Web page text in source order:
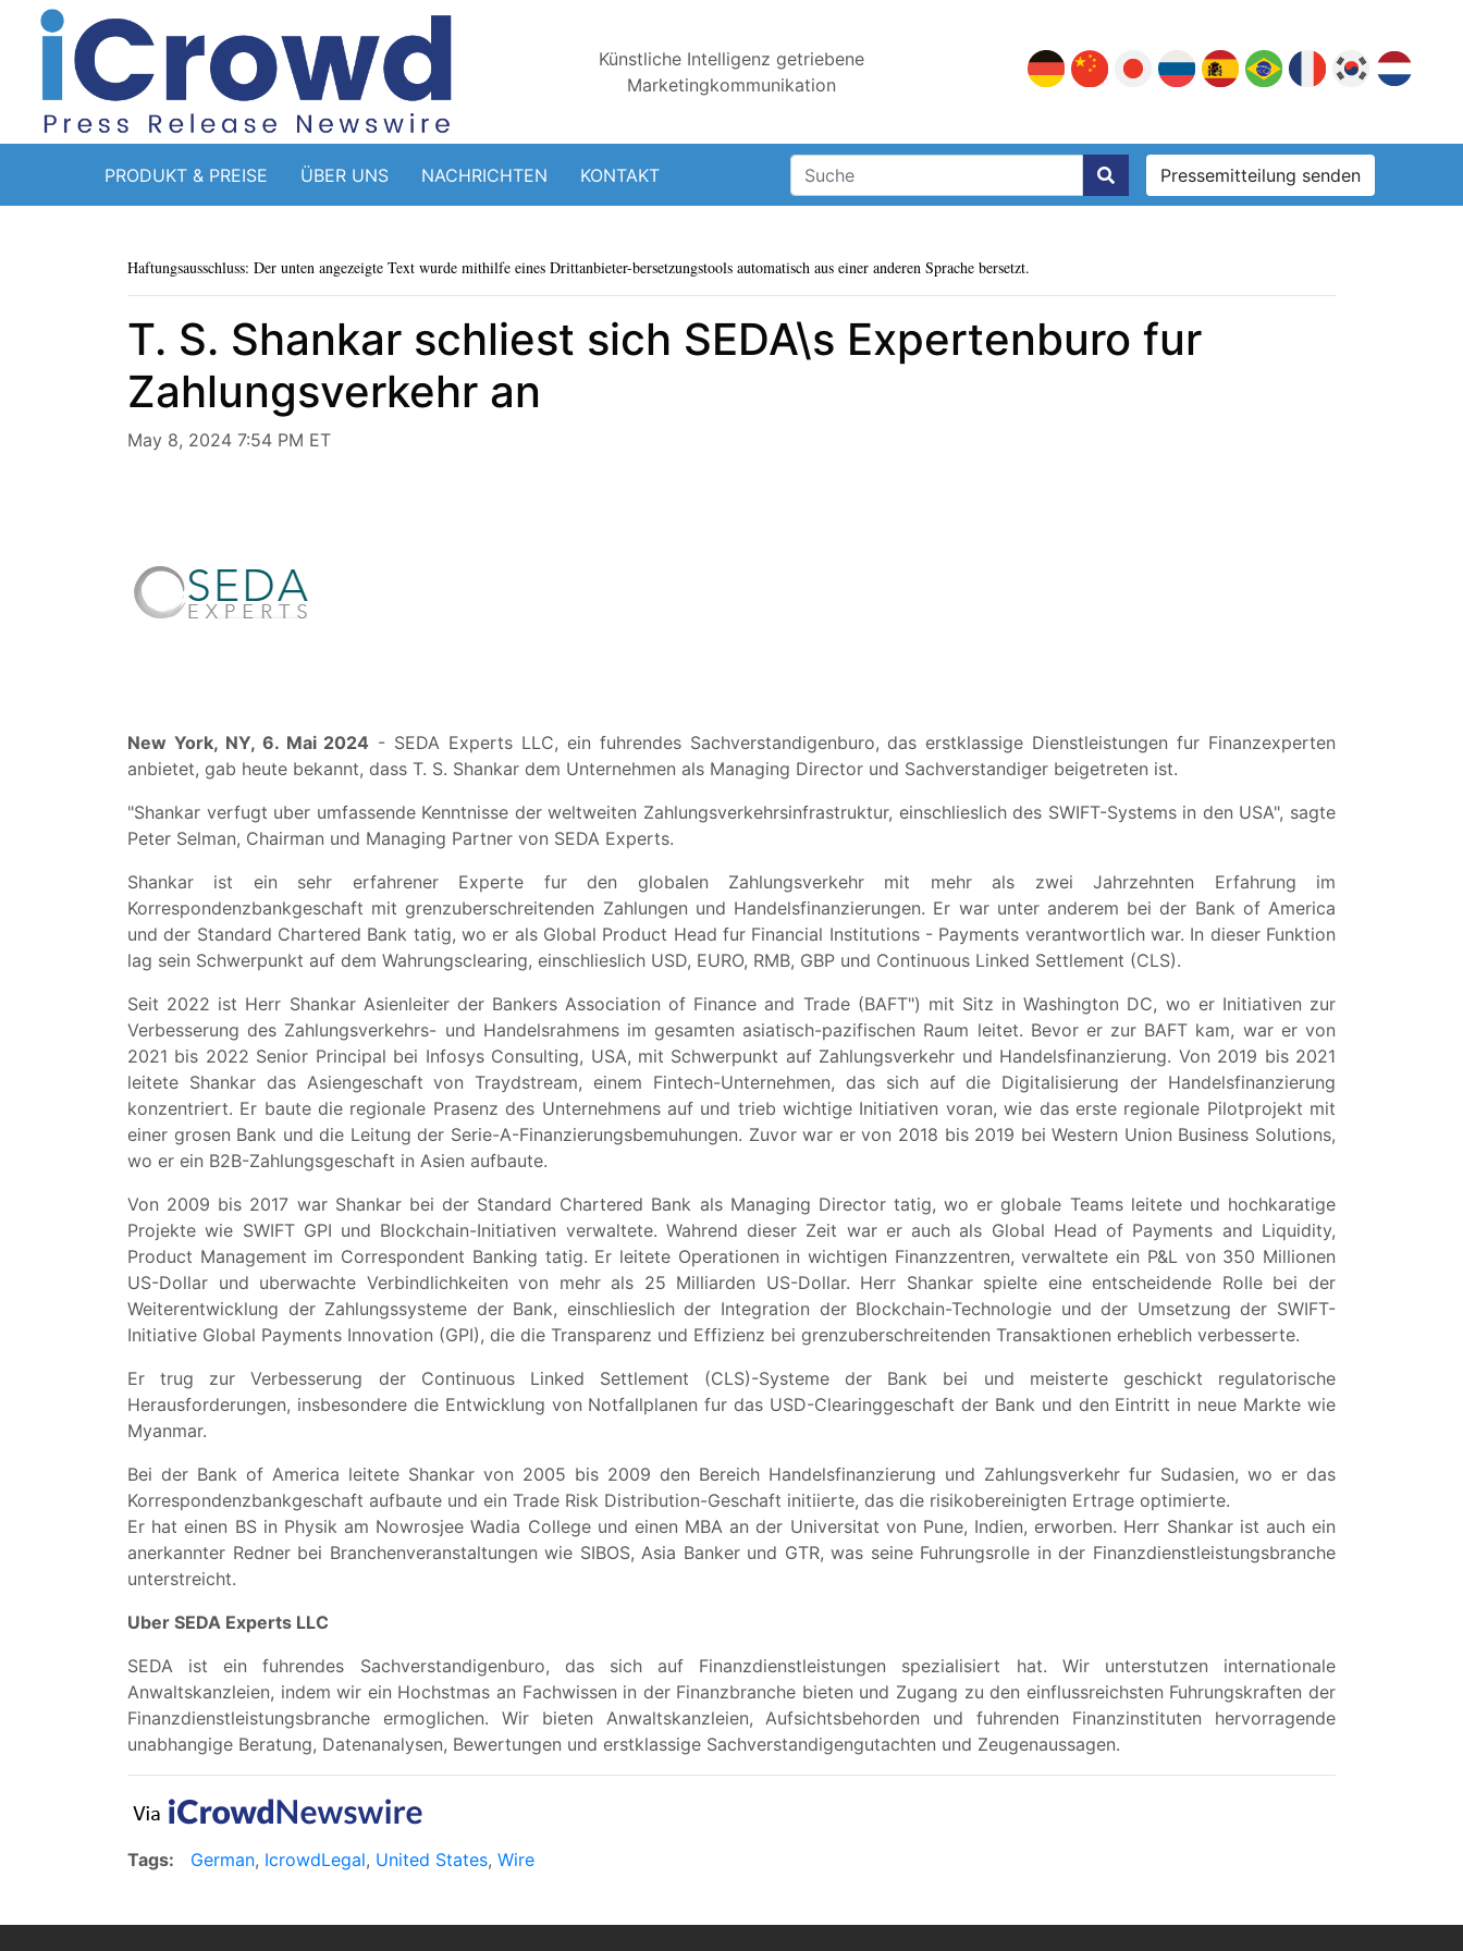
Künstliche Intelligenz getriebene
Marketingkommunikation
PRODUKT & PREISE ÜBER UNS NACHRICHTEN KONTAKT Pressemitteilung senden
Haftungsausschluss: Der unten angezeigte Text wurde mithilfe eines Drittanbieter-bersetzungstools automatisch aus einer anderen Sprache bersetzt.
T. S. Shankar schliest sich SEDA\s Expertenburo fur
Zahlungsverkehr an
May 8, 2024 7:54 PM ET
New York, NY, 6. Mai 2024 - SEDA Experts LLC, ein fuhrendes Sachverstandigenburo, das erstklassige Dienstleistungen fur Finanzexperten
anbietet, gab heute bekannt, dass T. S. Shankar dem Unternehmen als Managing Director und Sachverstandiger beigetreten ist.
"Shankar verfugt uber umfassende Kenntnisse der weltweiten Zahlungsverkehrsinfrastruktur, einschlieslich des SWIFT-Systems in den USA", sagte
Peter Selman, Chairman und Managing Partner von SEDA Experts.
Shankar ist ein sehr erfahrener Experte fur den globalen Zahlungsverkehr mit mehr als zwei Jahrzehnten Erfahrung im
Korrespondenzbankgeschaft mit grenzuberschreitenden Zahlungen und Handelsfinanzierungen. Er war unter anderem bei der Bank of America
und der Standard Chartered Bank tatig, wo er als Global Product Head fur Financial Institutions - Payments verantwortlich war. In dieser Funktion
lag sein Schwerpunkt auf dem Wahrungsclearing, einschlieslich USD, EURO, RMB, GBP und Continuous Linked Settlement (CLS).
Seit 2022 ist Herr Shankar Asienleiter der Bankers Association of Finance and Trade (BAFT") mit Sitz in Washington DC, wo er Initiativen zur
Verbesserung des Zahlungsverkehrs- und Handelsrahmens im gesamten asiatisch-pazifischen Raum leitet. Bevor er zur BAFT kam, war er von
2021 bis 2022 Senior Principal bei Infosys Consulting, USA, mit Schwerpunkt auf Zahlungsverkehr und Handelsfinanzierung. Von 2019 bis 2021
leitete Shankar das Asiengeschaft von Traydstream, einem Fintech-Unternehmen, das sich auf die Digitalisierung der Handelsfinanzierung
konzentriert. Er baute die regionale Prasenz des Unternehmens auf und trieb wichtige Initiativen voran, wie das erste regionale Pilotprojekt mit
einer grosen Bank und die Leitung der Serie-A-Finanzierungsbemuhungen. Zuvor war er von 2018 bis 2019 bei Western Union Business Solutions,
wo er ein B2B-Zahlungsgeschaft in Asien aufbaute.
Von 2009 bis 2017 war Shankar bei der Standard Chartered Bank als Managing Director tatig, wo er globale Teams leitete und hochkaratige
Projekte wie SWIFT GPI und Blockchain-Initiativen verwaltete. Wahrend dieser Zeit war er auch als Global Head of Payments and Liquidity,
Product Management im Correspondent Banking tatig. Er leitete Operationen in wichtigen Finanzzentren, verwaltete ein P&L von 350 Millionen
US-Dollar und uberwachte Verbindlichkeiten von mehr als 25 Milliarden US-Dollar. Herr Shankar spielte eine entscheidende Rolle bei der
Weiterentwicklung der Zahlungssysteme der Bank, einschlieslich der Integration der Blockchain-Technologie und der Umsetzung der SWIFT-
Initiative Global Payments Innovation (GPI), die die Transparenz und Effizienz bei grenzuberschreitenden Transaktionen erheblich verbesserte.
Er trug zur Verbesserung der Continuous Linked Settlement (CLS)-Systeme der Bank bei und meisterte geschickt regulatorische
Herausforderungen, insbesondere die Entwicklung von Notfallplanen fur das USD-Clearinggeschaft der Bank und den Eintritt in neue Markte wie
Myanmar.
Bei der Bank of America leitete Shankar von 2005 bis 2009 den Bereich Handelsfinanzierung und Zahlungsverkehr fur Sudasien, wo er das
Korrespondenzbankgeschaft aufbaute und ein Trade Risk Distribution-Geschaft initiierte, das die risikobereinigten Ertrage optimierte.
Er hat einen BS in Physik am Nowrosjee Wadia College und einen MBA an der Universitat von Pune, Indien, erworben. Herr Shankar ist auch ein
anerkannter Redner bei Branchenveranstaltungen wie SIBOS, Asia Banker und GTR, was seine Fuhrungsrolle in der Finanzdienstleistungsbranche
unterstreicht.
Uber SEDA Experts LLC
SEDA ist ein fuhrendes Sachverstandigenburo, das sich auf Finanzdienstleistungen spezialisiert hat. Wir unterstutzen internationale
Anwaltskanzleien, indem wir ein Hochstmas an Fachwissen in der Finanzbranche bieten und Zugang zu den einflussreichsten Fuhrungskraften der
Finanzdienstleistungsbranche ermoglichen. Wir bieten Anwaltskanzleien, Aufsichtsbehorden und fuhrenden Finanzinstituten hervorragende
unabhangige Beratung, Datenanalysen, Bewertungen und erstklassige Sachverstandigengutachten und Zeugenaussagen.
Tags: German, IcrowdLegal, United States, Wire